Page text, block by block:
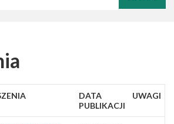
DATA
PUBLIKACJI
UWAGI